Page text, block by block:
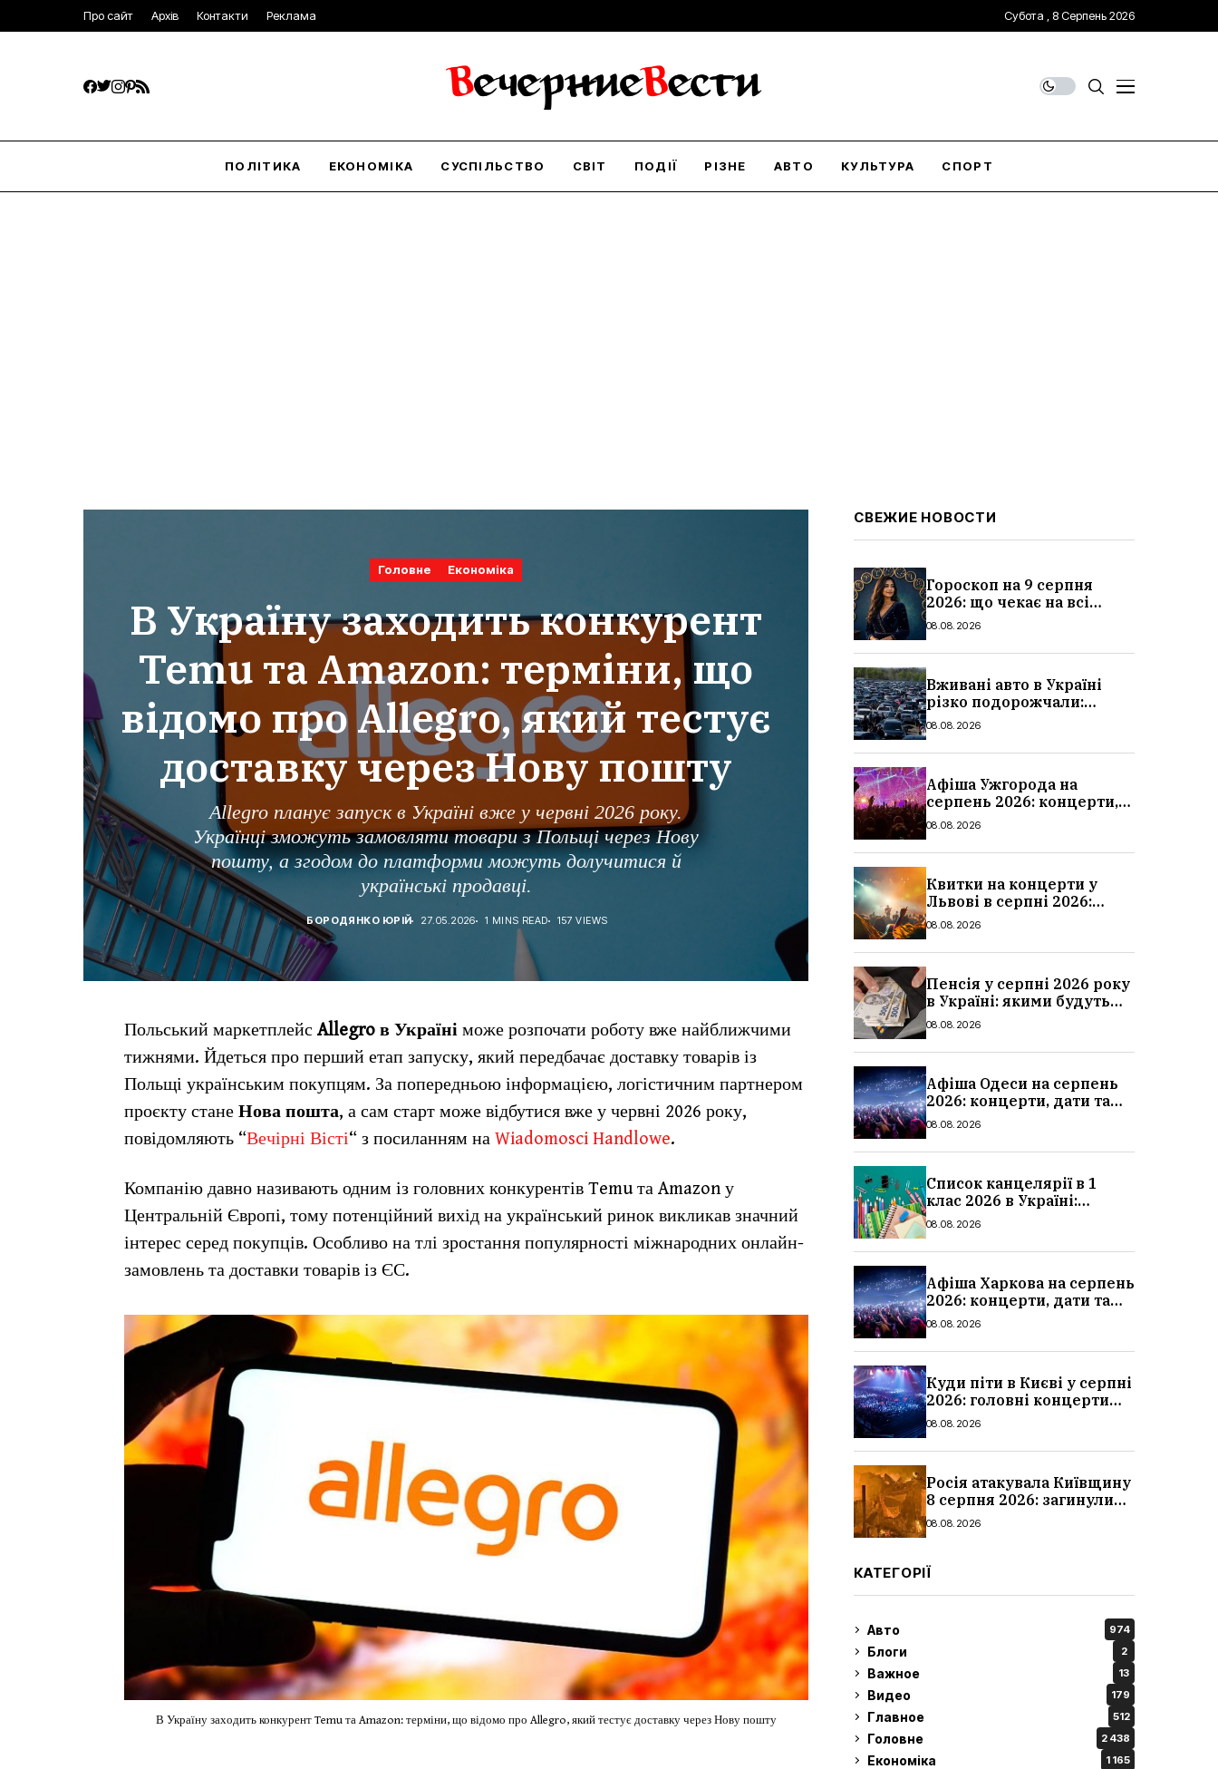
Про сайт Архів Контакти Реклама Субота , 8 Серпень 2026
ПОЛІТИКА ЕКОНОМІКА СУСПІЛЬСТВО СВІТ ПОДІЇ РІЗНЕ АВТО КУЛЬТУРА СПОРТ
Головне Економіка
В Україну заходить конкурент
Temu та Amazon: терміни, що
відомо про Allegro, який тестує
доставку через Нову пошту
Allegro планує запуск в Україні вже у червні 2026 року.
Українці зможуть замовляти товари з Польщі через Нову
пошту, а згодом до платформи можуть долучитися й
українські продавці.
БОРОДЯНКО ЮРІЙ 27.05.2026 1 MINS READ 157 VIEWS
Польський маркетплейс Allegro в Україні може розпочати роботу вже найближчими
тижнями. Йдеться про перший етап запуску, який передбачає доставку товарів із
Польщі українським покупцям. За попередньою інформацією, логістичним партнером
проєкту стане Нова пошта, а сам старт може відбутися вже у червні 2026 року,
повідомляють “Вечірні Вісті“ з посиланням на Wiadomosci Handlowe.
Компанію давно називають одним із головних конкурентів Temu та Amazon у
Центральній Європі, тому потенційний вихід на український ринок викликав значний
інтерес серед покупців. Особливо на тлі зростання популярності міжнародних онлайн-
замовлень та доставки товарів із ЄС.
В Україну заходить конкурент Temu та Amazon: терміни, що відомо про Allegro, який тестує доставку через Нову пошту
СВЕЖИЕ НОВОСТИ
Гороскоп на 9 серпня
2026: що чекає на всі
знаки зодіаку
08.08.2026
Вживані авто в Україні
різко подорожчали:
причини, які машини
08.08.2026
Афіша Ужгорода на
серпень 2026: концерти,
дати та ціни
08.08.2026
Квитки на концерти у
Львові в серпні 2026:
дати, ціни та локації
08.08.2026
Пенсія у серпні 2026 року
в Україні: якими будуть
мінімальні та
суми
08.08.2026
Афіша Одеси на серпень
2026: концерти, дати та
ціни квитків
08.08.2026
Список канцелярії в 1
клас 2026 в Україні:
повний чек-лист для
08.08.2026
Афіша Харкова на серпень
2026: концерти, дати та
ціни квитків
08.08.2026
Куди піти в Києві у серпні
2026: головні концерти
місяця, дати, артисти та
08.08.2026
Росія атакувала Київщину
8 серпня 2026: загинули
троє людей, серед них
08.08.2026
КАТЕГОРІЇ
Авто 974
Блоги 2
Важное 13
Видео 179
Главное 512
Головне 2 438
Економіка 1 165